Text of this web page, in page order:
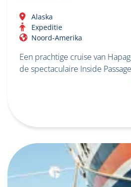
Alaska
Expeditie
Noord-Amerika
Een prachtige cruise van
de spectaculaire Inside